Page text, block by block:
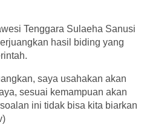
Tenggara Sulaeha Sanusi
hasil biding yang
saya usahakan akan
sesuai kemampuan akan
ini tidak bisa kita biarkan